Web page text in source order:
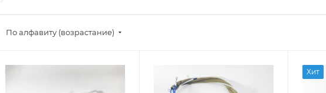
По алфавиту (возрастание)
Хит